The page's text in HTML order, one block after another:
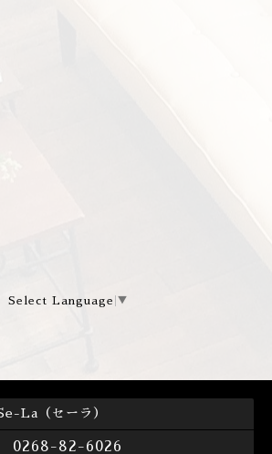
Select Language ▼
La（セーラ）
0268-82-6026